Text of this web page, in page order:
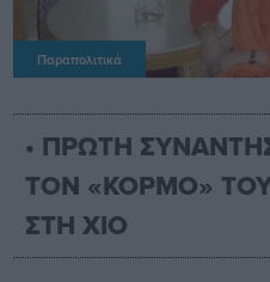
Παραπολιτικά
• ΠΡΩΤΗ
ΤΟΝ «ΚΟΡΜΟ»
ΣΤΗ ΧΙΟ